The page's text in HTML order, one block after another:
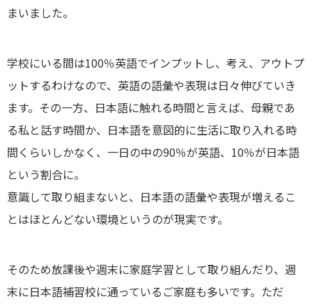
まいました。
学校にいる間は100％英語でインプットし、考え、アウトプ
ットするわけなので、英語の語彙や表現は日々伸びていき
ます。その一方、日本語に触れる時間と言えば、母親であ
る私と話す時間か、日本語を意図的に生活に取り入れる時
間くらいしかなく、一日の中の90％が英語、10％が日本語
という割合に。
意識して取り組まないと、日本語の語彙や表現が増えるこ
とはほとんどない環境というのが現実です。
そのため放課後や週末に家庭学習として取り組んだり、週
末に日本語補習校に通っているご家庭も多いです。ただ